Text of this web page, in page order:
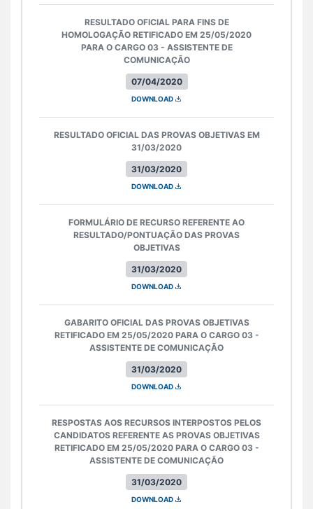
07/04/2020
RESULTADO OFICIAL PARA FINS DE
HOMOLOGAÇÃO RETIFICADO EM 25/05/2020
PARA O CARGO 03 - ASSISTENTE DE
COMUNICAÇÃO
DOWNLOAD
31/03/2020
RESULTADO OFICIAL DAS PROVAS OBJETIVAS EM
31/03/2020
DOWNLOAD
31/03/2020
FORMULÁRIO DE RECURSO REFERENTE AO
RESULTADO/PONTUAÇÃO DAS PROVAS
OBJETIVAS
DOWNLOAD
31/03/2020
GABARITO OFICIAL DAS PROVAS OBJETIVAS
RETIFICADO EM 25/05/2020 PARA O CARGO 03 -
ASSISTENTE DE COMUNICAÇÃO
DOWNLOAD
31/03/2020
RESPOSTAS AOS RECURSOS INTERPOSTOS PELOS
CANDIDATOS REFERENTE AS PROVAS OBJETIVAS
RETIFICADO EM 25/05/2020 PARA O CARGO 03 -
ASSISTENTE DE COMUNICAÇÃO
DOWNLOAD